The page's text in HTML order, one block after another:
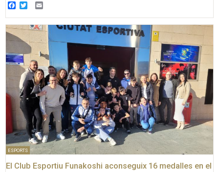
Facebook
Twitter
ESPORTS
El Club Esportiu Funakoshi aconseguix 16 medalles en el